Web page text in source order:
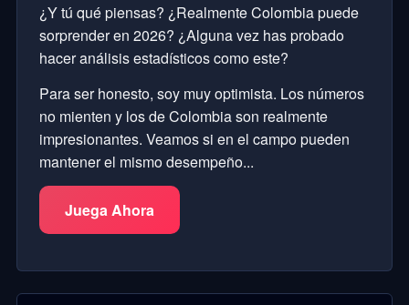
¿Y tú qué piensas? ¿Realmente Colombia puede
sorprender en 2026? ¿Alguna vez has probado
hacer análisis estadísticos como este?
Para ser honesto, soy muy optimista. Los números
no mienten y los de Colombia son realmente
impresionantes. Veamos si en el campo pueden
mantener el mismo desempeño...
Juega Ahora